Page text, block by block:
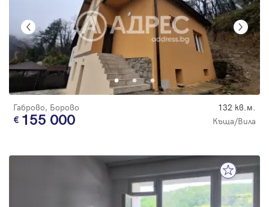
Габрово, Борово 132 кв.м.
155 000 Къща/Вила